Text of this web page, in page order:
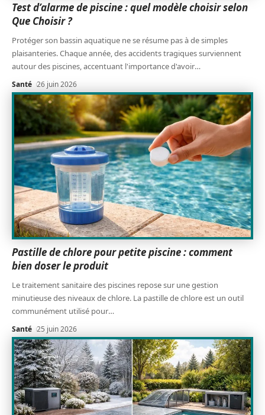
Test d’alarme de piscine : quel modèle choisir selon
Que Choisir ?
Protéger son bassin aquatique ne se résume pas à de simples
plaisanteries. Chaque année, des accidents tragiques surviennent
autour des piscines, accentuant l'importance d'avoir…
Santé 26 juin 2026
Pastille de chlore pour petite piscine : comment
bien doser le produit
Le traitement sanitaire des piscines repose sur une gestion
minutieuse des niveaux de chlore. La pastille de chlore est un outil
communément utilisé pour…
Santé 25 juin 2026